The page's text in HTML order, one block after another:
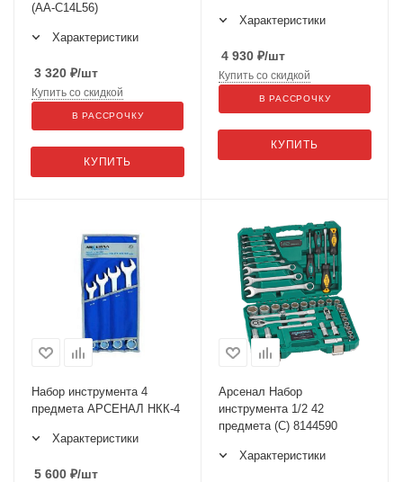
(AA-C14L56)
Характеристики
3 320 ₽/шт
КУПИТЬ
Купить со скидкой
В РАССРОЧКУ
Характеристики
4 930 ₽/шт
КУПИТЬ
Купить со скидкой
В РАССРОЧКУ
Набор инструмента 4
предмета АРСЕНАЛ НКК-4
Характеристики
5 600 ₽/шт
Арсенал Набор
инструмента 1/2 42
предмета (С) 8144590
Характеристики